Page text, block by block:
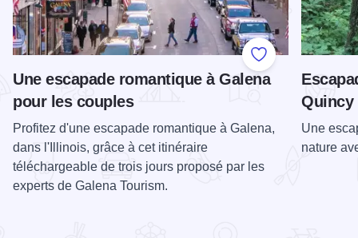
Add to Favorites
Une escapade romantique à Galena
pour les couples
Profitez d'une escapade romantique à Galena,
dans l'Illinois, grâce à cet itinéraire
téléchargeable de trois jours proposé par les
experts de Galena Tourism.
Quincy
Une
nature